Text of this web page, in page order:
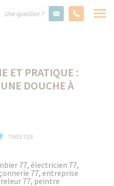
Une question ?
ET PRATIQUE :
DOUCHE À
TWEETER